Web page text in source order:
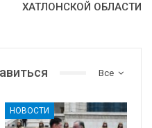
ХАТЛОНСКОЙ ОБЛАСТИ
Все
НОВОСТИ